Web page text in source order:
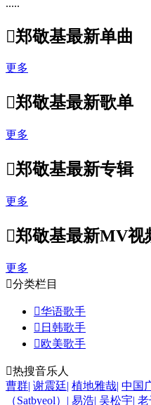
.....
郑敬基最新单曲
更多
郑敬基最新歌单
更多
郑敬基最新专辑
更多
郑敬基最新MV视
更多
分类栏目
华语歌手
 日韩歌手
欧美歌手
热搜音乐人
曹群| 谢震廷| 植地雅哉| 中国
（Satbyeol） | 易浩| 吴松宇| 老